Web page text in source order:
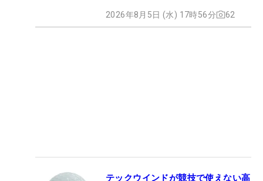
2026年8月5日 (水) 17時56分 62
テックウインドが競技で使えない高